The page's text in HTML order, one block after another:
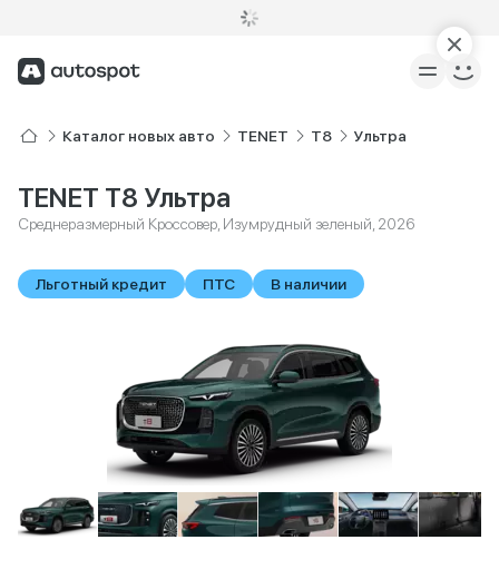
Каталог новых авто TENET T8 Ультра
TENET T8 Ультра
Среднеразмерный Кроссовер, Изумрудный зеленый, 2026
Льготный кредит ПТС В наличии